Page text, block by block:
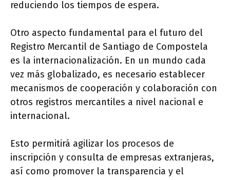
reduciendo los tiempos de espera.
Otro aspecto fundamental para el futuro del
Registro Mercantil de Santiago de Compostela
es la internacionalización. En un mundo cada
vez más globalizado, es necesario establecer
mecanismos de cooperación y colaboración con
otros registros mercantiles a nivel nacional e
internacional.
Esto permitirá agilizar los procesos de
inscripción y consulta de empresas extranjeras,
así como promover la transparencia y el